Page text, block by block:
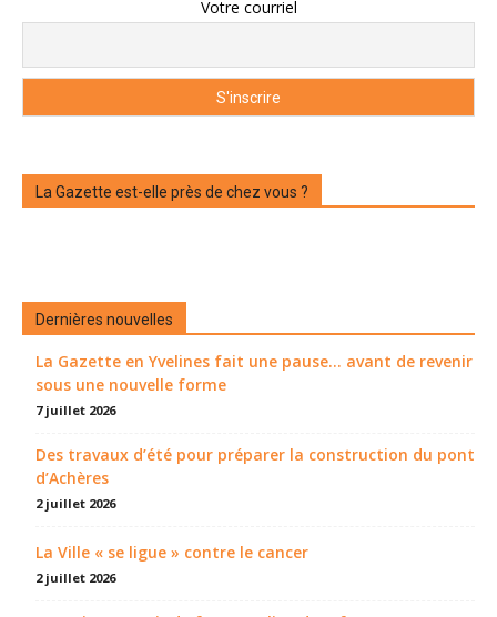
Votre courriel
La Gazette est-elle près de chez vous ?
Dernières nouvelles
La Gazette en Yvelines fait une pause... avant de revenir
sous une nouvelle forme
7 juillet 2026
Des travaux d’été pour préparer la construction du pont
d’Achères
2 juillet 2026
La Ville « se ligue » contre le cancer
2 juillet 2026